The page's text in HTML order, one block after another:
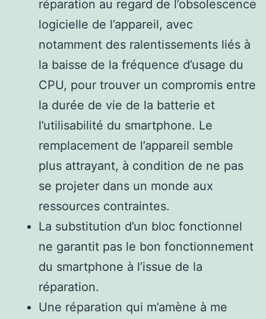
réparation au regard de l’obsolescence
logicielle de l’appareil, avec
notamment des ralentissements liés à
la baisse de la fréquence d’usage du
CPU, pour trouver un compromis entre
la durée de vie de la batterie et
l’utilisabilité du smartphone. Le
remplacement de l’appareil semble
plus attrayant, à condition de ne pas
se projeter dans un monde aux
ressources contraintes.
La substitution d’un bloc fonctionnel
ne garantit pas le bon fonctionnement
du smartphone à l’issue de la
réparation.
Une réparation qui m’amène à me